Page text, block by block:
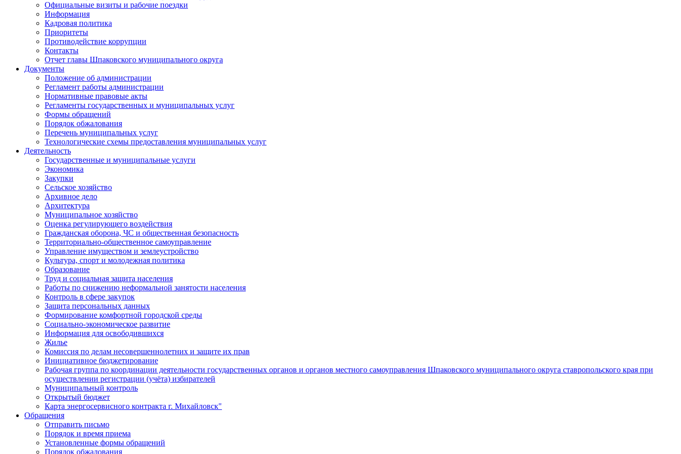
Официальные визиты и рабочие поездки
Информация
Кадровая политика
Приоритеты
Противодействие коррупции
Контакты
Отчет главы Шпаковского муниципального округа
Документы
Положение об администрации
Регламент работы администрации
Нормативные правовые акты
Регламенты государственных и муниципальных услуг
Формы обращений
Порядок обжалования
Перечень муниципальных услуг
Технологические схемы предоставления муниципальных услуг
Деятельность
Государственные и муниципальные услуги
Экономика
Закупки
Сельское хозяйство
Архивное дело
Архитектура
Муниципальное хозяйство
Оценка регулирующего воздействия
Гражданская оборона, ЧС и общественная безопасность
Территориально-общественное самоуправление
Управление имуществом и землеустройство
Культура, спорт и молодежная политика
Образование
Труд и социальная защита населения
Работы по снижению неформальной занятости населения
Контроль в сфере закупок
Защита персональных данных
Формирование комфортной городской среды
Социально-экономическое развитие
Информация для освободившихся
Жилье
Комиссия по делам несовершеннолетних и защите их прав
Инициативное бюджетирование
Рабочая группа по координации деятельности государственных органов и органов местного самоуправления Шпаковского муниципального округа ставропольского края при
осуществлении регистрации (учёта) избирателей
Муниципальный контроль
Открытый бюджет
Карта энергосервисного контракта г. Михайловск"
Обращения
Отправить письмо
Порядок и время приема
Установленные формы обращений
Порядок обжалования